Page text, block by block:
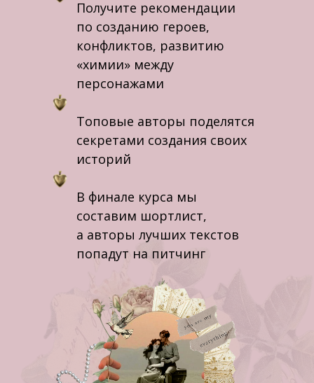
Получите рекомендации
по созданию героев,
конфликтов, развитию
«химии» между
персонажами
Топовые авторы поделятся
секретами создания своих
историй
В финале курса мы
составим шортлист,
а авторы лучших текстов
попадут на питчинг